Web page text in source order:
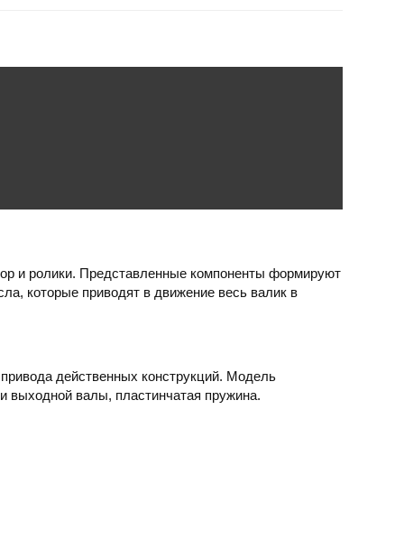
и ролики. Представленные компоненты формируют
которые приводят в движение весь валик в
действенных конструкций. Модель
выходной валы, пластинчатая пружина.